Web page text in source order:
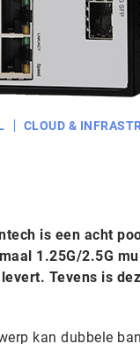
CLOUD &
is een acht
1.25G/2.5G
Tevens is
kan dubbele